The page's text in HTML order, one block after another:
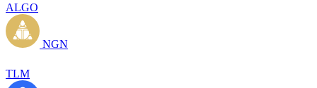
ALGO
NGN
TLM